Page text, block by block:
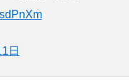
日